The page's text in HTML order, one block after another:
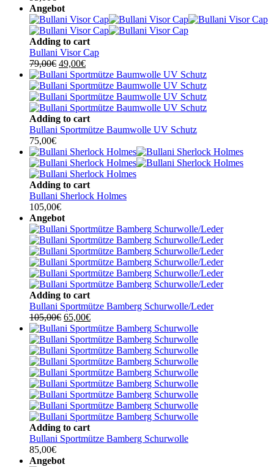
Angebot
Adding to cart
Bullani Visor Cap
79,00€ Ursprünglicher
Preis
war:
79,00€
49,00€Aktueller
Preis
ist:
49,00€.
Adding to cart
Bullani Sportmütze Baumwolle UV Schutz
75,00€
Adding to cart
Bullani Sherlock Holmes
105,00€
Angebot
Adding to cart
Bullani Sportmütze Bamberg Schurwolle/Leder
105,00€ Ursprünglicher
Preis
war:
105,00€
65,00€Aktueller
Preis
ist:
65,00€.
Adding to cart
Bullani Sportmütze Bamberg Schurwolle
85,00€
Angebot